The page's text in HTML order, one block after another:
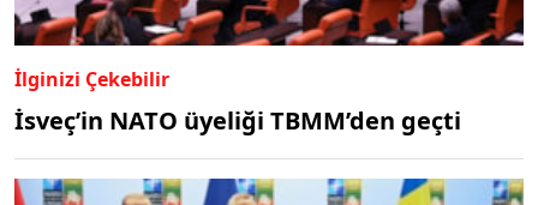
İlginizi Çekebilir
İsveç’in NATO üyeliği TBMM’den geçti